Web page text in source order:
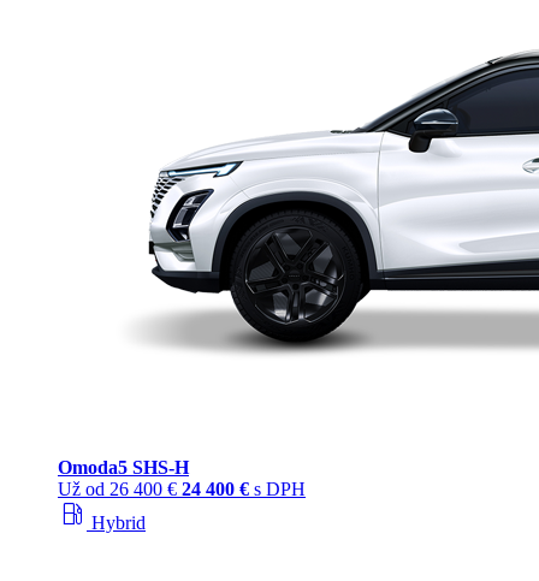
Omoda5 SHS‑H
Už od 26 400 € 24 400 € s DPH
local_gas_station Hybrid